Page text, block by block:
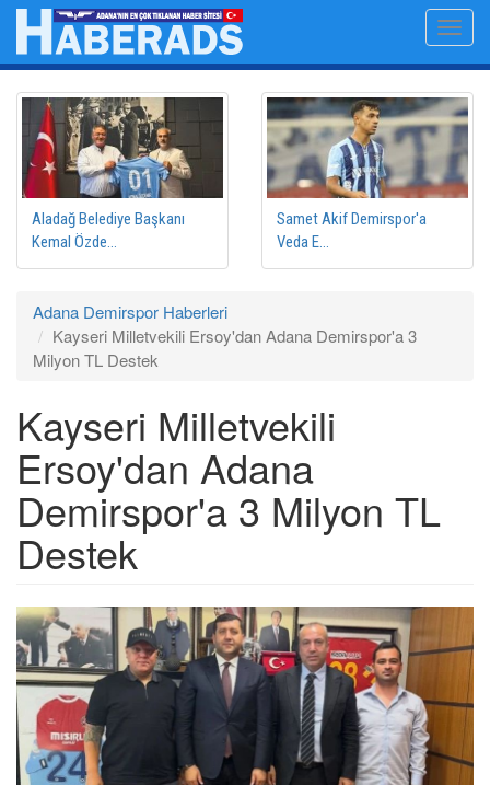
Ana
içeriğe
atla
Aladağ Belediye Başkanı
Kemal Özde...
Samet Akif Demirspor'a
Veda E...
Adana Demirspor Haberleri
Kayseri Milletvekili Ersoy'dan Adana Demirspor'a 3
Milyon TL Destek
Kayseri Milletvekili
Ersoy'dan Adana
Demirspor'a 3 Milyon TL
Destek